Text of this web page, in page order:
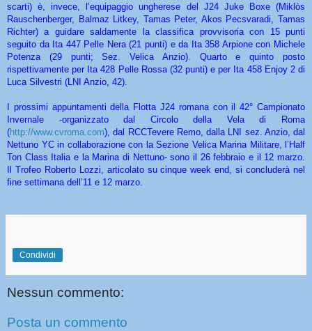
scarti) è, invece, l’equipaggio ungherese del J24 Juke Boxe (Miklòs
Rauschenberger, Balmaz Litkey, Tamas Peter, Akos Pecsvaradi, Tamas
Richter) a guidare saldamente la classifica provvisoria con 15 punti
seguito da Ita 447 Pelle Nera (21 punti) e da Ita 358 Arpione con Michele
Potenza (29 punti; Sez. Velica Anzio). Quarto e quinto posto
rispettivamente per Ita 428 Pelle Rossa (32 punti) e per Ita 458 Enjoy 2 di
Luca Silvestri (LNI Anzio, 42).
I prossimi appuntamenti della Flotta J24 romana con il 42° Campionato
Invernale -organizzato dal Circolo della Vela di Roma
(http://www.cvroma.com), dal RCCTevere Remo, dalla LNI sez. Anzio, dal
Nettuno YC in collaborazione con la Sezione Velica Marina Militare, l’Half
Ton Class Italia e la Marina di Nettuno- sono il 26 febbraio e il 12 marzo.
Il Trofeo Roberto Lozzi, articolato su cinque week end, si concluderà nel
fine settimana dell’11 e 12 marzo.
Condividi
Nessun commento:
Posta un commento